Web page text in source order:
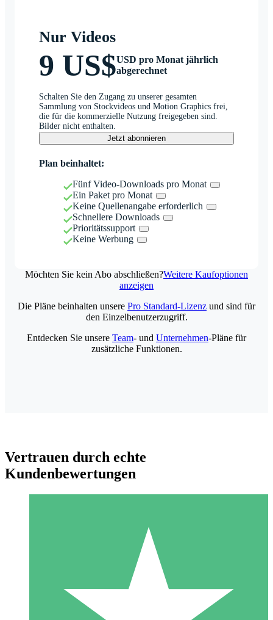
Nur Videos
9 US$USD pro Monat jährlich
abgerechnet
Schalten Sie den Zugang zu unserer gesamten
Sammlung von Stockvideos und Motion Graphics frei,
die für die kommerzielle Nutzung freigegeben sind.
Bilder nicht enthalten.
Jetzt abonnieren
Plan beinhaltet:
Fünf Video-Downloads pro Monat
Ein Paket pro Monat
Keine Quellenangabe erforderlich
Schnellere Downloads
Prioritätssupport
Keine Werbung
Möchten Sie kein Abo abschließen?Weitere Kaufoptionen
anzeigen
Individuelle Credit-Pakete
Zahlen Sie nach Bedarf mit Download-Credits. Keine
monatliche Verpflichtung erforderlich.
Die Pläne beinhalten unsere Pro Standard-Lizenz und sind für
den Einzelbenutzerzugriff.
Entdecken Sie unsere Team- und Unternehmen-Pläne für
zusätzliche Funktionen.
Vertrauen durch echte
Kundenbewertungen